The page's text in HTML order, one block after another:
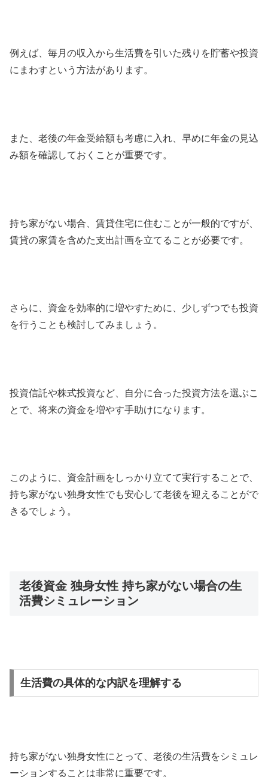
例えば、毎月の収入から生活費を引いた残りを貯蓄や投資
にまわすという方法があります。
また、老後の年金受給額も考慮に入れ、早めに年金の見込
み額を確認しておくことが重要です。
持ち家がない場合、賃貸住宅に住むことが一般的ですが、
賃貸の家賃を含めた支出計画を立てることが必要です。
さらに、資金を効率的に増やすために、少しずつでも投資
を行うことも検討してみましょう。
投資信託や株式投資など、自分に合った投資方法を選ぶこ
とで、将来の資金を増やす手助けになります。
このように、資金計画をしっかり立てて実行することで、
持ち家がない独身女性でも安心して老後を迎えることがで
きるでしょう。
老後資金 独身女性 持ち家がない場合の生
活費シミュレーション
生活費の具体的な内訳を理解する
持ち家がない独身女性にとって、老後の生活費をシミュレ
ーションすることは非常に重要です。